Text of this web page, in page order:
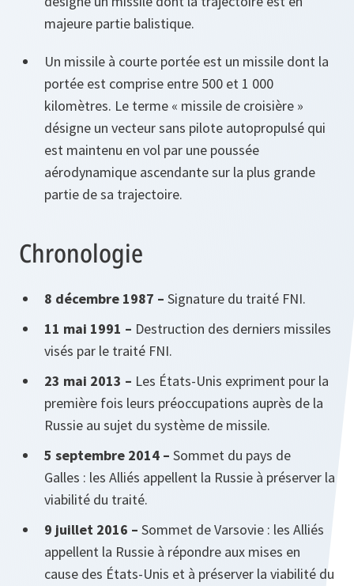
majeure partie balistique.
Un missile à courte portée est un missile dont la
portée est comprise entre 500 et 1 000
kilomètres. Le terme « missile de croisière »
désigne un vecteur sans pilote autopropulsé qui
est maintenu en vol par une poussée
aérodynamique ascendante sur la plus grande
partie de sa trajectoire.
Chronologie
8 décembre 1987 – Signature du traité FNI.
11 mai 1991 – Destruction des derniers missiles
visés par le traité FNI.
23 mai 2013 – Les États-Unis expriment pour la
première fois leurs préoccupations auprès de la
Russie au sujet du système de missile.
5 septembre 2014 – Sommet du pays de
Galles : les Alliés appellent la Russie à préserver la
viabilité du traité.
9 juillet 2016 – Sommet de Varsovie : les Alliés
appellent la Russie à répondre aux mises en
cause des États-Unis et à préserver la viabilité du